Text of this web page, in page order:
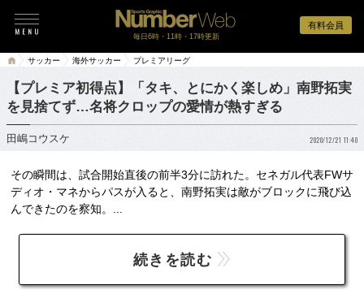
有料会員
毎日6時・11時・17時更新
サッカー 海外サッカー プレミアリーグ
【プレミア初得点】「タキ、とにかく楽しめ」南野拓実
を見捨てず…名将クロップの愛情が熱すぎる
田嶋コウスケ 2020/12/21 11:40
その瞬間は、試合開始直後の前半3分に訪れた。セネガル代表FWサ
ディオ・マネからパスが入ると、南野拓実は敵がブロックに飛び込
んできたのを察知。...
続きを読む